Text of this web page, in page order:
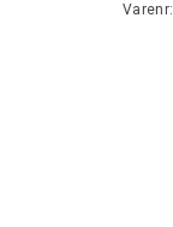
Varenr: